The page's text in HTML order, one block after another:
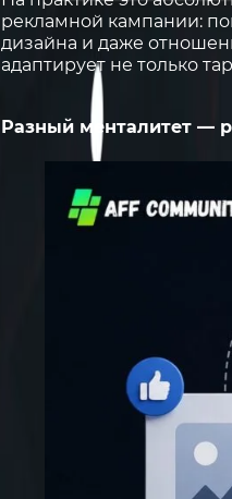
рекламной кампании:
дизайна и даже
адаптирует не только
Разный менталитет —